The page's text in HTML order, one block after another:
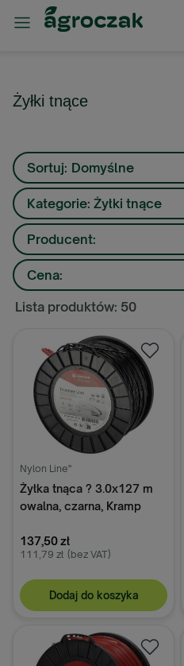
Żyłki tnące
Sortuj: Domyślne
Kategorie: Żyłki tnące
Producent:
Cena:
Lista produktów: 50
Nylon Line"
Żyłka tnąca ? 3.0x127 m
owalna, czarna, Kramp
137,50 zł
111,79 zł (bez VAT)
Dodaj do koszyka